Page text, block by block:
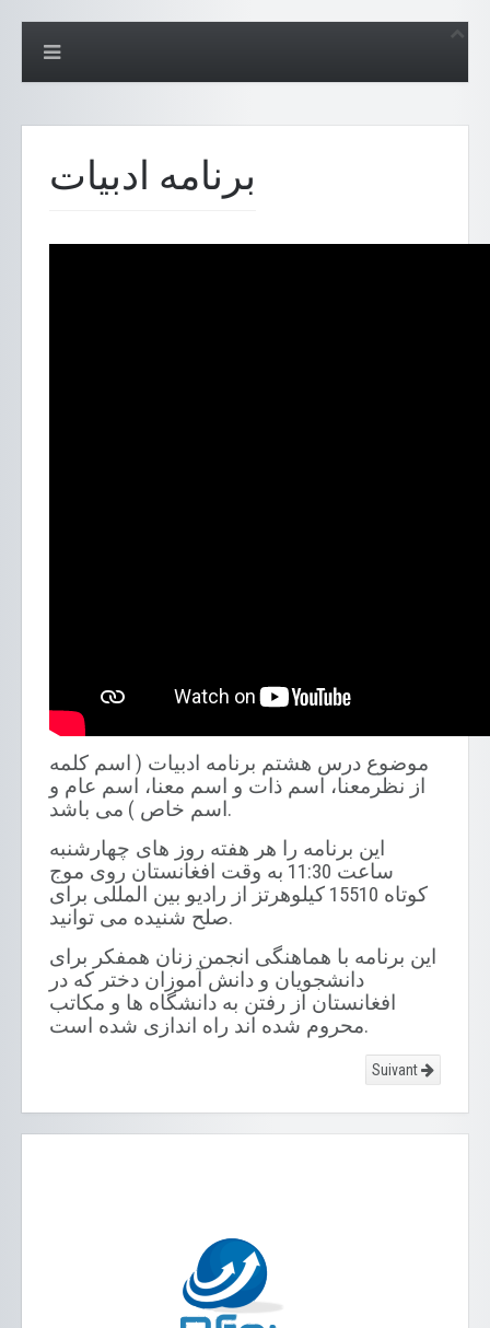
برنامه ادبیات
موضوع درس هشتم برنامه ادبیات ( اسم کلمه
از نظرمعنا، اسم ذات و اسم معنا، اسم عام و
اسم خاص ) می باشد .
این برنامه را هر هفته روز های چهارشنبه
ساعت 11:30 به وقت افغانستان روی موج
کوتاه 15510 کیلوهرتز از رادیو بین المللی برای
صلح شنیده می توانید.
این برنامه با هماهنگی انجمن زنان همفکر برای
دانشجویان و دانش آموزان دختر که در
افغانستان از رفتن به دانشگاه ها و مکاتب
محروم شده اند راه اندازی شده است.
Suivant